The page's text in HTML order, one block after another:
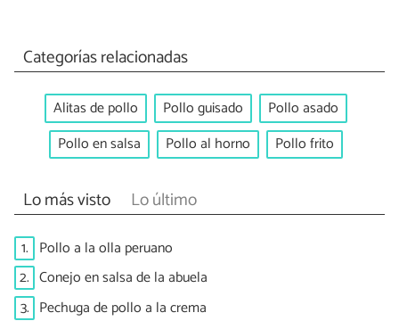
Categorías relacionadas
Alitas de pollo Pollo guisado
Pollo asado
Pollo en salsa
Pollo al horno Pollo frito
Lo más visto Lo último
1. Pollo a la olla peruano
2. Conejo en salsa de la abuela
3. Pechuga de pollo a la crema